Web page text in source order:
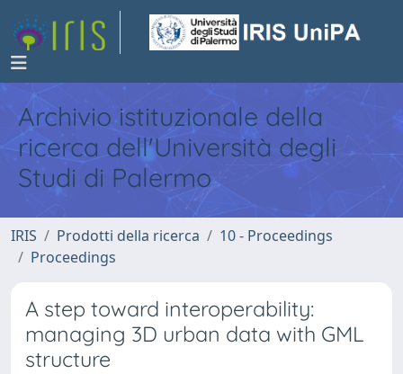
Archivio istituzionale della
ricerca dell'Università degli
Studi di Palermo
IRIS Prodotti della ricerca
10 - Proceedings
Proceedings
A step toward interoperability:
managing 3D urban data with GML
structure